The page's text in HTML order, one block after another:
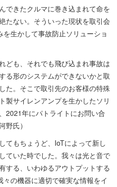
できたクルマに巻き込まれて命を
たない。そういった現状を取引会
生かして事故防止ソリューショ
ども、それでも飛び込まれ事故は
る形のシステムができないかと取
た。そこで取引先のお客様の特殊
製サイレンアンプを生かしたソリ
2021年にパトライトにお問い合
野氏）
てもちょうど、IoTによって新し
ていた時でした。我々は光と音で
する、いわゆるアウトプットする
の機器に適切で確実な情報をイ